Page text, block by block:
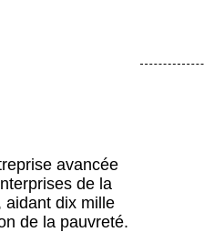
avancée
de la
aidant dix mille
de la pauvreté.